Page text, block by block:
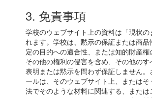
3. 免責事項
学校のウェブサイト上の資料は「現状の
れます。学校は、黙示の保証または商
定の目的への適合性、または知的財産権
その他の権利の侵害を含め、その他のす
表明または黙示を問わず保証しません。
ールは、そのウェブサイト上、または
法でそのような材料に関連する、または